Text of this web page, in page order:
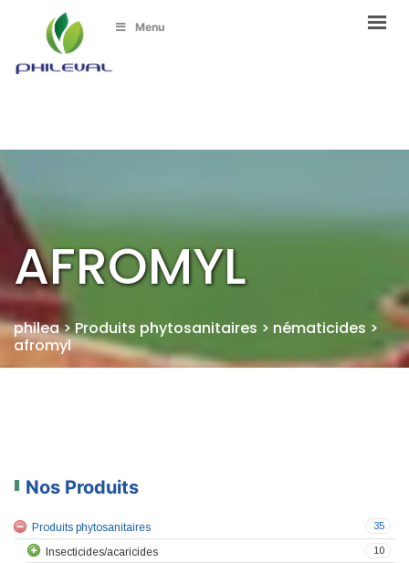
Menu
AFROMYL
philea>Produits phytosanitaires > nématicides >
afromyl
Nos Produits
35
Produits phytosanitaires
10
Insecticides/acaricides